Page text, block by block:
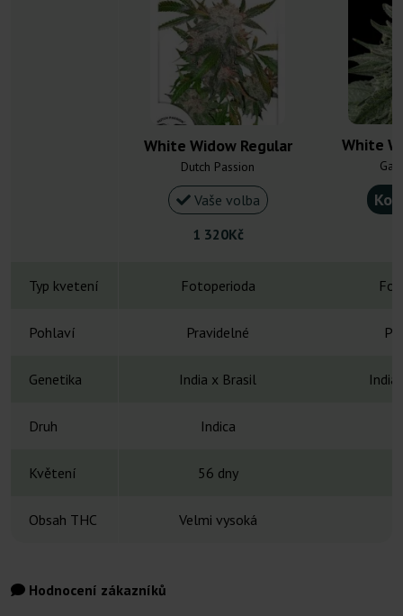
White Widow Regular
Dutch Passion
Vaše volba
1 320Kč
White
Typ kvetení Fotoperioda
Pohlaví Pravidelné
Genetika India x Brasil
Druh Indica
Květení 56 dny
Obsah THC Velmi vysoká
Hodnocení zákazníků